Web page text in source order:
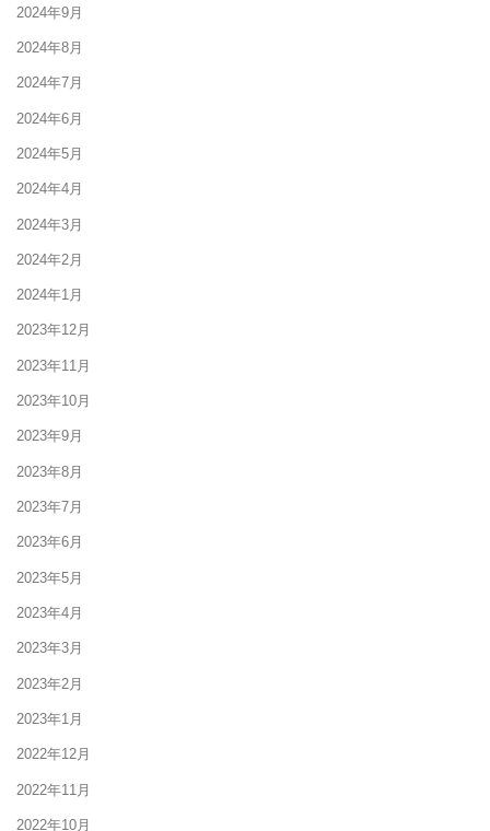
2024年9月
2024年8月
2024年7月
2024年6月
2024年5月
2024年4月
2024年3月
2024年2月
2024年1月
2023年12月
2023年11月
2023年10月
2023年9月
2023年8月
2023年7月
2023年6月
2023年5月
2023年4月
2023年3月
2023年2月
2023年1月
2022年12月
2022年11月
2022年10月